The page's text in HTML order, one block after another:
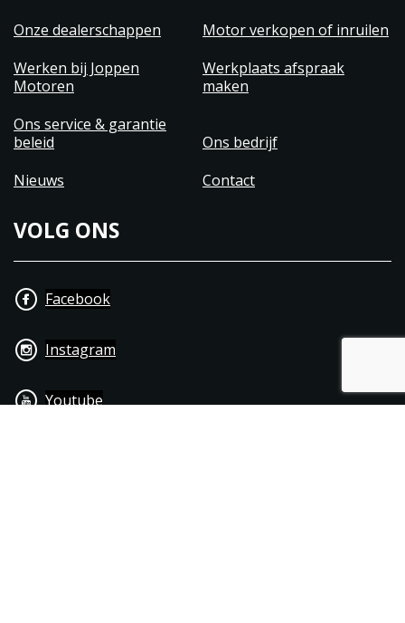
Onze dealerschappen
Motor verkopen of inruilen
Werken bij Joppen
Motoren
Werkplaats afspraak
maken
Ons service & garantie
beleid
Ons bedrijf
Nieuws
Contact
VOLG ONS
Facebook
Instagram
Youtube